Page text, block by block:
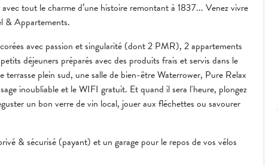
tout le charme d’une histoire remontant à 1837... Venez vivre
& Appartements.
avec passion et singularité (dont 2 PMR), 2 appartements
déjeuners préparés avec des produits frais et servis dans le
plein sud, une salle de bien-être Waterrower, Pure Relax
inoubliable et le WIFI gratuit. Et quand il sera l'heure, plongez
un bon verre de vin local, jouer aux fléchettes ou savourer
& sécurisé (payant) et un garage pour le repos de vos vélos